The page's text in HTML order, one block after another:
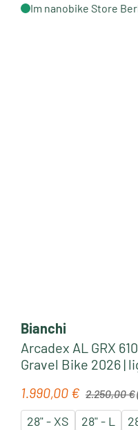
Im nanobike Store
Bianchi
Arcadex AL GRX
Gravel Bike 2026 |
Verkaufspreis:
1.990,00 € Regulärer
2.250,00 €
28" - XS 28" - L